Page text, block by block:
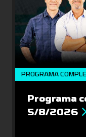
PROGRAMA
Programa
5/8/2026